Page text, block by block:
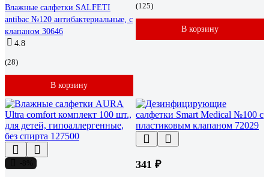
Влажные салфетки SALFETI
antibac №120 антибактериальные, с
клапаном 30646
4.8
(28)
В корзину
(125)
В корзину
341 ₽